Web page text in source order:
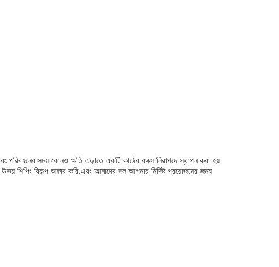
সময় কোনও ক্ষতি এড়াতে একটি কাঠের বাক্সে নিরাপদে স্থাপন করা হয়.
শিপিং বিকল্প অফার করি,এবং আমাদের দল আপনার নির্দিষ্ট প্রয়োজনের জন্য